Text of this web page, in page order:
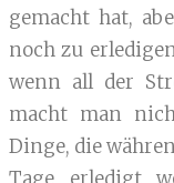
gemacht hat,
noch zu
wenn all der
macht man
Dinge, die